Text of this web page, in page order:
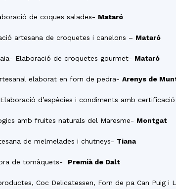
de coques salades- Mataró
artesana de croquetes i canelons – Mataró
Elaboració de croquetes gourmet- Mataró
elaborat en forn de pedra- Arenys de
d’espècies i condiments amb
amb fruites naturals del Maresme- Montgat
de melmelades i chutneys- Tiana
de tomàquets- Premià de Dalt
Coc Delicatessen, Forn de pa Can Puig i